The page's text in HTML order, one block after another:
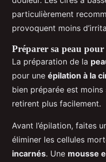
particulièrement
provoquent moins
Préparer sa peau
La préparation de la
pour une épilation à la
bien préparée est
retirent plus facilement.
Avant l’épilation, faites
éliminer les cellules
incarnés. Une mousse